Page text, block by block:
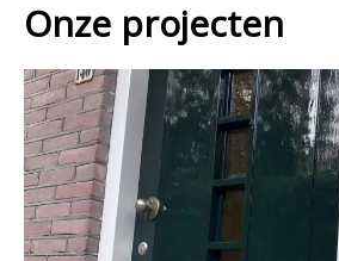
Onze projecten